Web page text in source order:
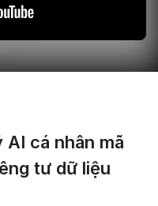
cá nhân mã
tư dữ liệu